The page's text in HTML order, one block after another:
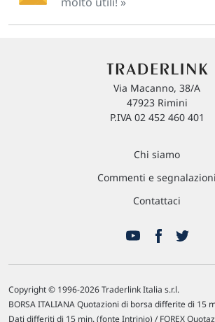
Via Macanno, 38/A
47923 Rimini
P.IVA 02 452 460 401
Chi siamo
Commenti e segnalazioni
Contattaci
Copyright © 1996-2026 Traderlink Italia s.r.l.
BORSA ITALIANA Quotazioni di borsa differite di 15
Dati differiti di 15 min. (fonte Intrinio) / FOREX